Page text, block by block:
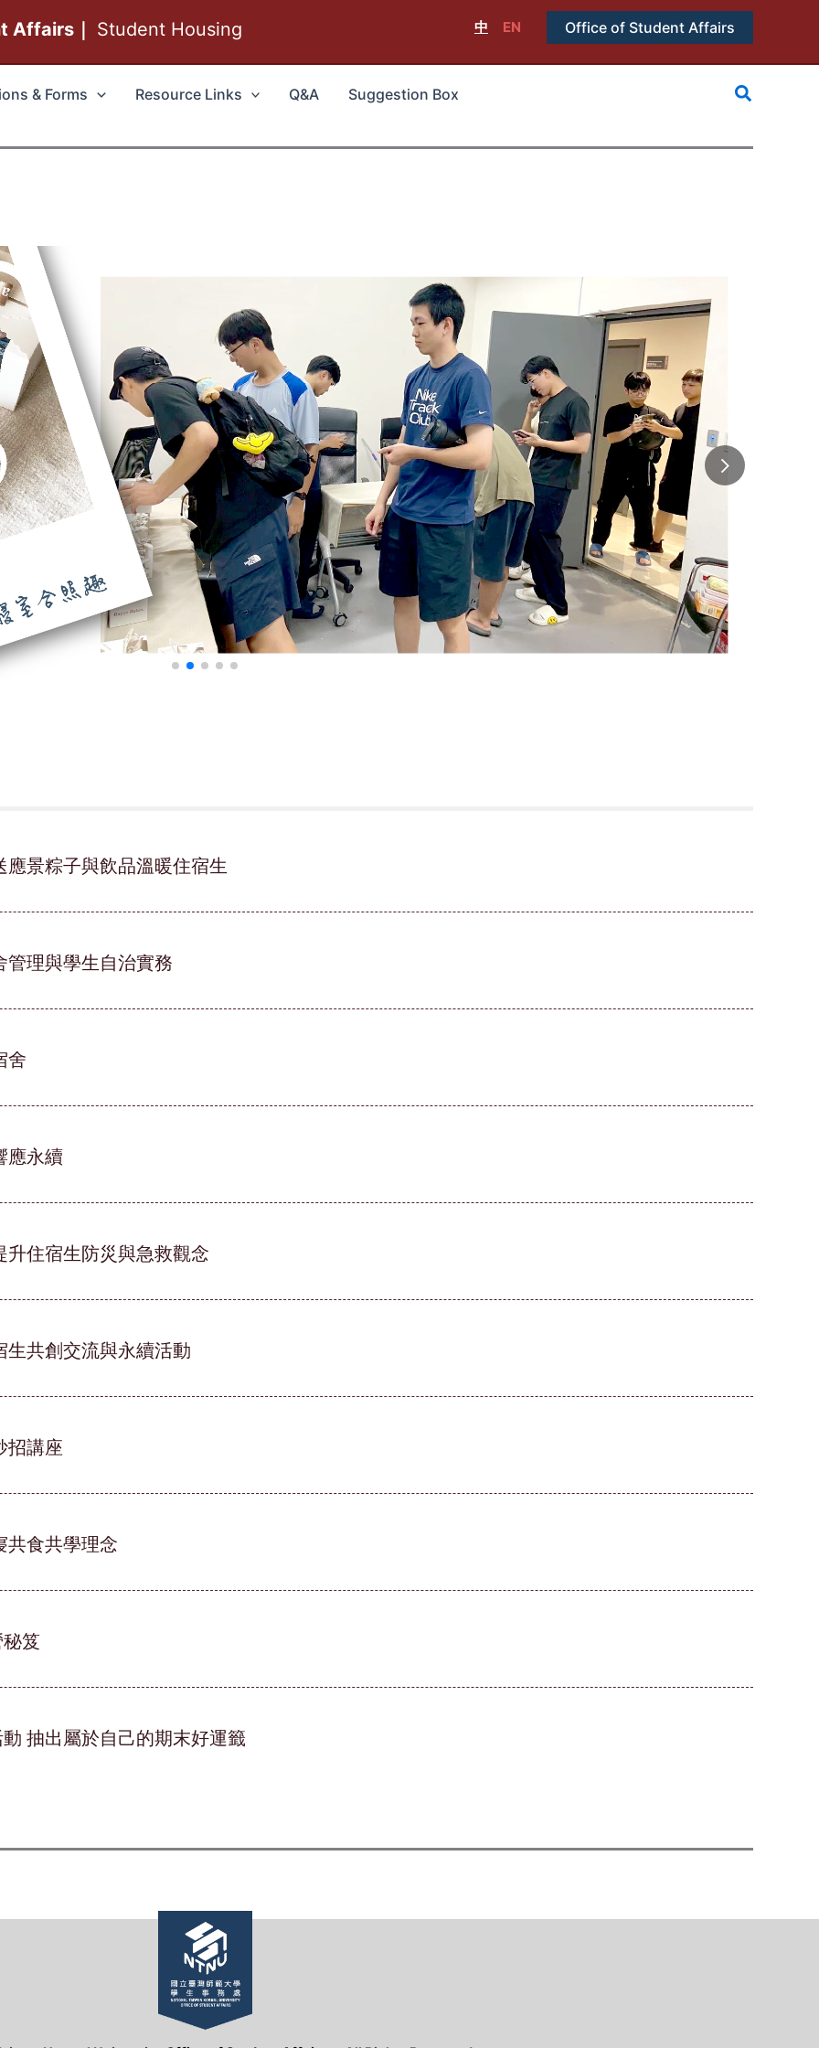
Affairs｜ Student Housing 中 EN Office of Student Affairs
& Forms Resource Links Q&A Suggestion Box
搜
景粽子與飲品溫暖住宿生
管理與學生自治實務
舍
應永續
住宿生防災與急救觀念
共創交流與永續活動
招講座
共食共學理念
笈
抽出屬於自己的期末好運籤